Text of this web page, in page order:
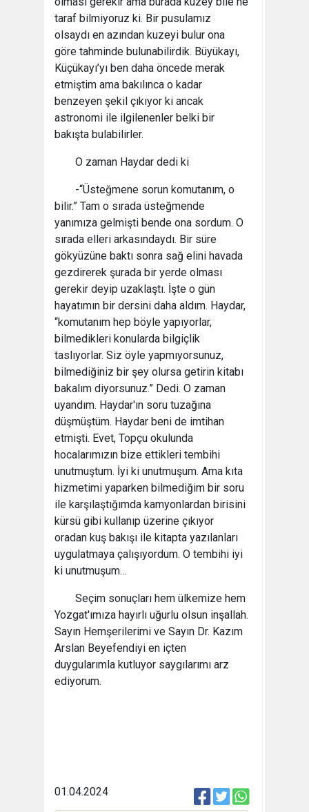
taraf bilmiyoruz ki. Bir pusulamız
olsaydı en azından kuzeyi bulur ona
göre tahminde bulunabilirdik. Büyükayı,
Küçükayı’yı ben daha öncede merak
etmiştim ama bakılınca o kadar
benzeyen şekil çıkıyor ki ancak
astronomi ile ilgilenenler belki bir
bakışta bulabilirler.
O zaman Haydar dedi ki
-“Üsteğmene sorun komutanım, o
bilir.” Tam o sırada üsteğmende
yanımıza gelmişti bende ona sordum. O
sırada elleri arkasındaydı. Bir süre
gökyüzüne baktı sonra sağ elini havada
gezdirerek şurada bir yerde olması
gerekir deyip uzaklaştı. İşte o gün
hayatımın bir dersini daha aldım. Haydar,
“komutanım hep böyle yapıyorlar,
bilmedikleri konularda bilgiçlik
taslıyorlar. Siz öyle yapmıyorsunuz,
bilmediğiniz bir şey olursa getirin kitabı
bakalım diyorsunuz.” Dedi. O zaman
uyandım. Haydar'ın soru tuzağına
düşmüştüm. Haydar beni de imtihan
etmişti. Evet, Topçu okulunda
hocalarımızın bize ettikleri tembihi
unutmuştum. İyi ki unutmuşum. Ama kıta
hizmetimi yaparken bilmediğim bir soru
ile karşılaştığımda kamyonlardan birisini
kürsü gibi kullanıp üzerine çıkıyor
oradan kuş bakışı ile kitapta yazılanları
uygulatmaya çalışıyordum. O tembihi iyi
ki unutmuşum…
Seçim sonuçları hem ülkemize hem
Yozgat'ımıza hayırlı uğurlu olsun inşallah.
Sayın Hemşerilerimi ve Sayın Dr. Kazım
Arslan Beyefendiyi en içten
duygularımla kutluyor saygılarımı arz
ediyorum.
01.04.2024